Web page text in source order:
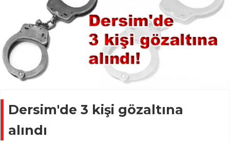
Dersim'de 3 kişi gözaltına
alındı